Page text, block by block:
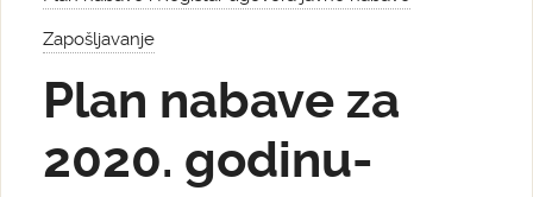
Zapošljavanje
Plan nabave za
2020. godinu-